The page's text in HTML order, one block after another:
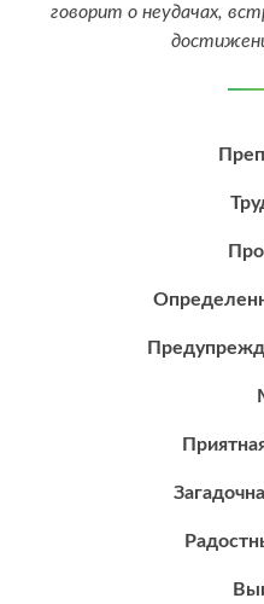
говорит о неудачах,